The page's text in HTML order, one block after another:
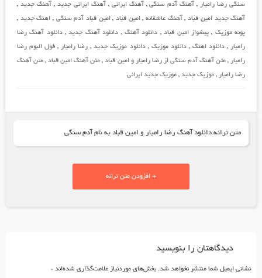
سنگی رضا رامیار , آهنگ آدم سنگی, آهنگ ایرانی , آهنگ ایرانی جدید , آهنگ جدید ,
آهنگ جدید امین قباد, آهنگ عاشقانه,امین قباد,امین قباد آدم سنگی , اهنگ جدید ,
پونه موزیک , پیشواز امین قباد, دانلود آهنگ, دانلود آهنگ جدید,دانلود آهنگ رضا
رامیار , دانلود اهنگ ,دانلود موزیک ,دانلود موزیک جدید, رضا رامیار , فول البوم رضا
رامیار , متن آهنگ آدم سنگی از رضا رامیار و امین قباد, متن آهنگ امین قباد,متن آهنگ
رضا رامیار , موزیک جدید, موزیک جدید ایرانی
متن ترانه دانلود آهنگ رضا رامیار و امین قباد به نام آدم سنگی
+ افزودن متن ترانه
دیدگاهتان را بنویسید
نشانی ایمیل شما منتشر نخواهد شد. بخش‌های موردنیاز علامت‌گذاری شده‌اند *